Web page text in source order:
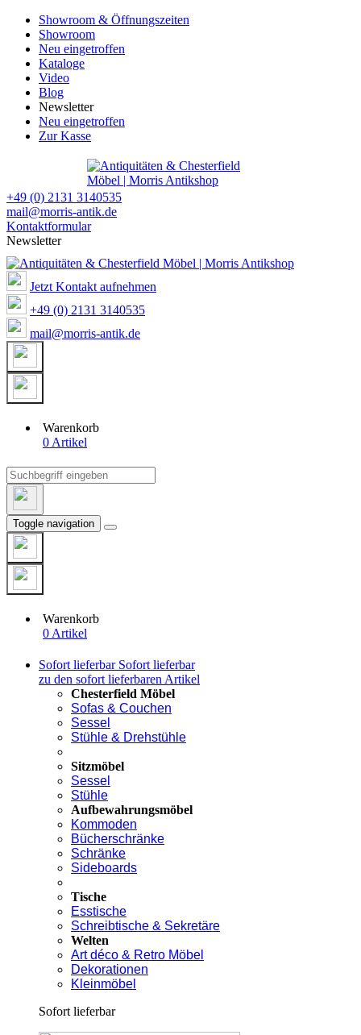
Showroom & Öffnungszeiten
Showroom
Neu eingetroffen
Kataloge
Video
Blog
Newsletter
Neu eingetroffen
Zur Kasse
+49 (0) 2131 3140535
mail@morris-antik.de
Kontaktformular
Newsletter
Jetzt Kontakt aufnehmen
+49 (0) 2131 3140535
mail@morris-antik.de
Warenkorb
0 Artikel
Toggle navigation
Warenkorb
0 Artikel
Sofort lieferbar Sofort lieferbar
zu den sofort lieferbaren Artikel
Chesterfield Möbel
Sofas & Couchen
Sessel
Stühle & Drehstühle
Sitzmöbel
Sessel
Stühle
Aufbewahrungsmöbel
Kommoden
Bücherschränke
Schränke
Sideboards
Tische
Esstische
Schreibtische & Sekretäre
Welten
Art déco & Retro Möbel
Dekorationen
Kleinmöbel
Sofort lieferbar